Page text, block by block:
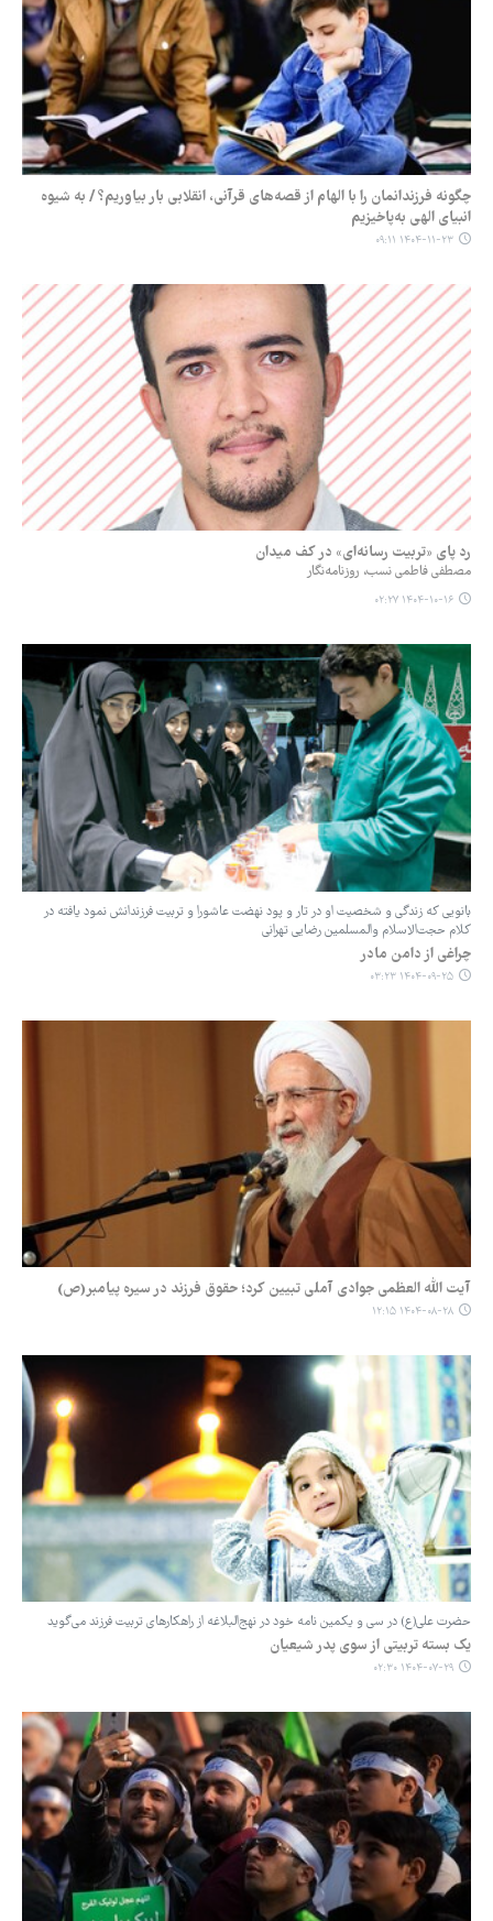
چگونه فرزندانمان را با الهام از قصه‌های قرآنی، انقلابی بار بیاوریم؟ / به شیوه
انبیای الهی به‌پاخیزیم
۱۴۰۴-۱۱-۲۳ ۰۹:۱۱
رد پای «تربیت رسانه‌ای» در کف میدان
مصطفی فاطمی نسب، روزنامه‌نگار
۱۴۰۴-۱۰-۱۶ ۰۲:۲۷
بانویی که زندگی و شخصیت او در تار و پود نهضت عاشورا و تربیت فرزندانش نمود یافته در
کلام حجت‌الاسلام والمسلمین رضایی تهرانی
چراغی از دامن مادر
۱۴۰۴-۰۹-۲۵ ۰۳:۲۳
آیت الله العظمی جوادی آملی تبیین کرد؛ حقوق فرزند در سیره پیامبر(ص)
۱۴۰۴-۰۸-۲۸ ۱۲:۱۵
حضرت علی(ع) در سی و یکمین نامه خود در نهج‌البلاغه از راهکارهای تربیت فرزند می‌گوید
یک بسته تربیتی از سوی پدر شیعیان
۱۴۰۴-۰۷-۲۹ ۰۲:۳۰